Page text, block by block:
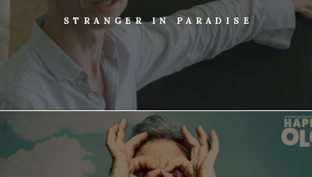
STRANGER IN PARADISE